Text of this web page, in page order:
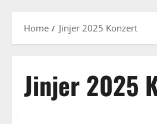
Home Jinjer 2025 Konzert
Jinjer 2025